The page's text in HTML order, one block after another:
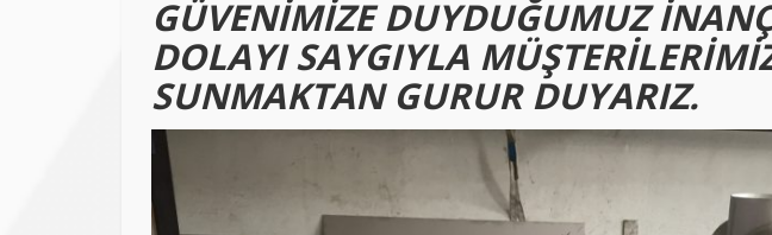
GÜVENİMİZE DUYDUĞUMUZ
DOLAYI SAYGIYLA
SUNMAKTAN GURUR DUYARIZ.